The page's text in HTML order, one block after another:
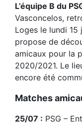
L’équipe B du
Vasconcelos,
Loges le lundi 15
propose de
amicaux pour la
2020/2021. Le
encore été
Matches
25/07 : PSG –